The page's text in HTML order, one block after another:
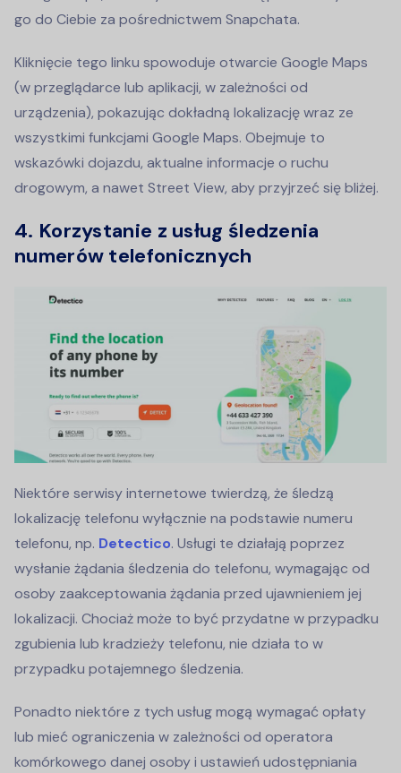
go do Ciebie za pośrednictwem Snapchata.
Kliknięcie tego linku spowoduje otwarcie Google Maps
(w przeglądarce lub aplikacji, w zależności od
urządzenia), pokazując dokładną lokalizację wraz ze
wszystkimi funkcjami Google Maps. Obejmuje to
wskazówki dojazdu, aktualne informacje o ruchu
drogowym, a nawet Street View, aby przyjrzeć się bliżej.
4. Korzystanie z usług śledzenia
numerów telefonicznych
Niektóre serwisy internetowe twierdzą, że śledzą
lokalizację telefonu wyłącznie na podstawie numeru
telefonu, np. Detectico. Usługi te działają poprzez
wysłanie żądania śledzenia do telefonu, wymagając od
osoby zaakceptowania żądania przed ujawnieniem jej
lokalizacji. Chociaż może to być przydatne w przypadku
zgubienia lub kradzieży telefonu, nie działa to w
przypadku potajemnego śledzenia.
Ponadto niektóre z tych usług mogą wymagać opłaty
lub mieć ograniczenia w zależności od operatora
komórkowego danej osoby i ustawień udostępniania